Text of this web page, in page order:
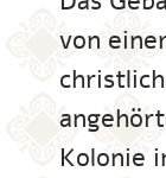
von
Kolonie